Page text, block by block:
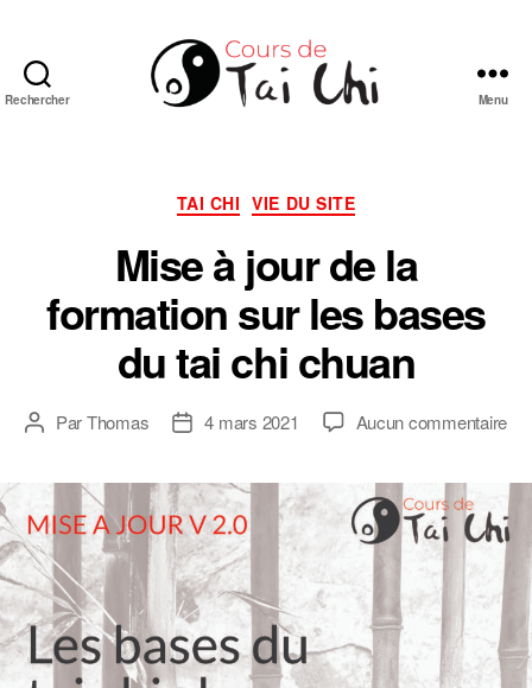
Rechercher
Chi
Chuan
de
style
Yang
en
ligne
Menu
Catégories
TAI CHI VIE DU SITE
Mise à jour de la
formation sur les bases
du tai chi chuan
Auteur
ParThomas
Date4 mars 2021 Aucun commentairesur
de
la
les